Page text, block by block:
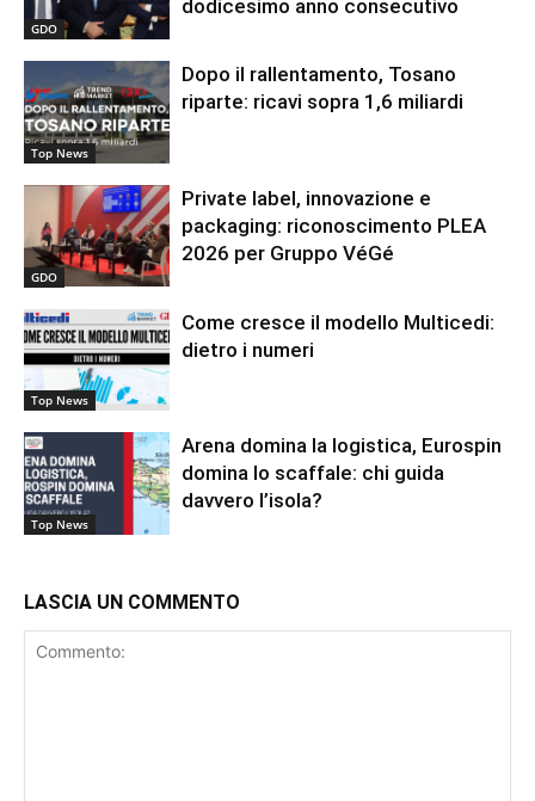
GDO
dodicesimo anno consecutivo
Top News
Dopo il rallentamento, Tosano
riparte: ricavi sopra 1,6 miliardi
GDO
Private label, innovazione e
packaging: riconoscimento PLEA
2026 per Gruppo VéGé
Top News
Come cresce il modello Multicedi:
dietro i numeri
Top News
Arena domina la logistica, Eurospin
domina lo scaffale: chi guida
davvero l’isola?
LASCIA UN COMMENTO